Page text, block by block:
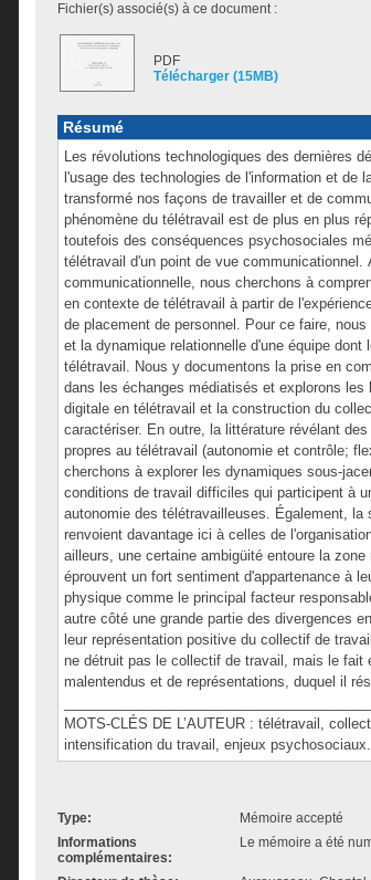
Fichier(s) associé(s) à ce document :
PDF
Télécharger (15MB)
Résumé
Les révolutions technologiques des dernières
l'usage des technologies de l'information et de
transformé nos façons de travailler et de
phénomène du télétravail est de plus en plus
toutefois des conséquences psychosociales
télétravail d'un point de vue
communicationnelle, nous cherchons à
en contexte de télétravail à partir de
de placement de personnel. Pour ce faire,
et la dynamique relationnelle d'une équipe
télétravail. Nous y documentons la prise en
dans les échanges médiatisés et explorons
digitale en télétravail et la construction du
caractériser. En outre, la littérature révélant
propres au télétravail (autonomie et contrôle;
cherchons à explorer les dynamiques sous-
conditions de travail difficiles qui participent à
autonomie des télétravailleuses. Également,
renvoient davantage ici à celles de
ailleurs, une certaine ambigüité entoure la
éprouvent un fort sentiment d'appartenance à
physique comme le principal facteur
autre côté une grande partie des divergences
leur représentation positive du collectif de
ne détruit pas le collectif de travail, mais le fait
malentendus et de représentations, duquel il
MOTS-CLÉS DE L’AUTEUR : télétravail,
intensification du travail, enjeux psychosociaux.
Type:
Mémoire accepté
Informations
complémentaires:
Le mémoire a été